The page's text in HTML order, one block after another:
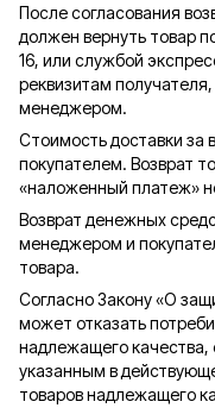
После согласования
должен вернуть товар
16, или службой
реквизитам
менеджером.
Стоимость доставки за
покупателем. Возврат
«наложенный платеж»
Возврат денежных
менеджером и
товара.
Согласно Закону «О
может отказать
надлежащего качества,
указанным в
товаров надлежащего